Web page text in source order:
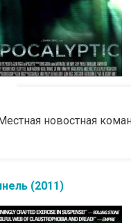
Местная новостная
(2011)